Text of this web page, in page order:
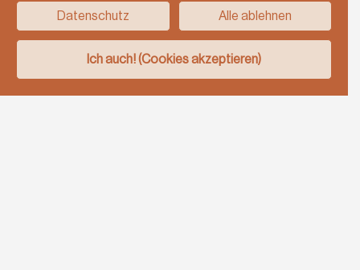
Datenschutz Alle ablehnen
Ich auch! (Cookies akzeptieren)